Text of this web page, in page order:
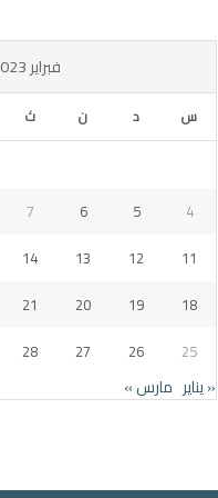
فبراير 2023
س د ن ث
4
5
6
7
11
12
13
14
18
19
20
21
25
26
27
28
« يناير مارس »